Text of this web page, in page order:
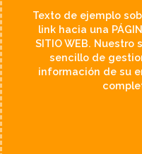
Texto de ejemplo
link hacia una
SITIO WEB.
sencillo de
información de su